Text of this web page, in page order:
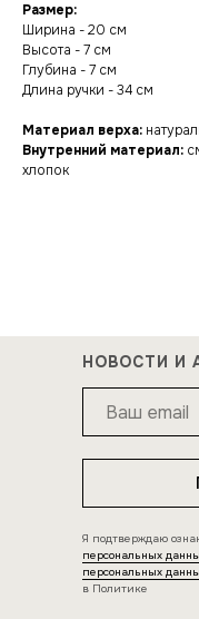
Размер:
Ширина - 20 см
Высота - 7 см
Глубина - 7 см
Длина ручки - 34 см
Материал верха:
Внутренний материал:
хлопок
Я подтверждаю
персональных
персональных
в Политике
НОВОСТИ И